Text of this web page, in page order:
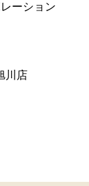
ーション
川店